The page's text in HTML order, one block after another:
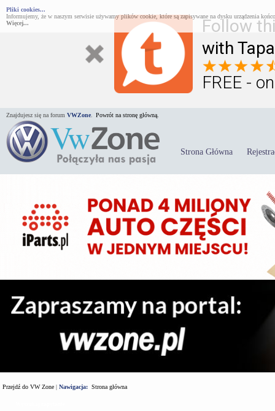
Follow
with
FREE -
Pliki cookies...
Informujemy, że w naszym serwisie używamy plików cookie, które są zapisywane na dysku urządzenia
Więcej...
Znajdujesz się na forum VWZone Powrót na stronę główną.
Strona Główna
Przejdź do VW Zone | Nawigacja: Strona główna